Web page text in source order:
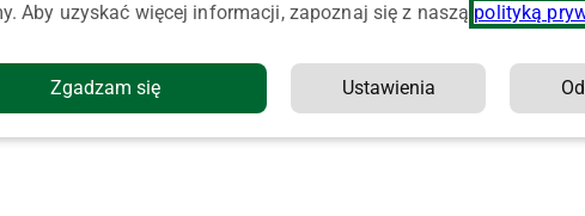
Aby uzyskać więcej informacji, zapoznaj się z naszą polityką
Zgadzam się Ustawienia